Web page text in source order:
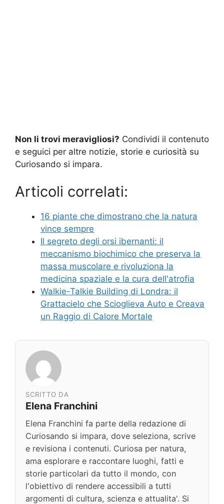
Non li trovi meravigliosi? Condividi il contenuto
e seguici per altre notizie, storie e curiosità su
Curiosando si impara.
Articoli correlati:
16 piante che dimostrano che la natura
vince sempre
Il segreto degli orsi ibernanti: il
meccanismo biochimico che preserva la
massa muscolare e rivoluziona la
medicina spaziale e la cura dell'atrofia
Walkie-Talkie Building di Londra: il
Grattacielo che Scioglieva Auto e Creava
un Raggio di Calore Mortale
SCRITTO DA
Elena Franchini
Elena Franchini fa parte della redazione di
Curiosando si impara, dove seleziona, scrive
e revisiona i contenuti. Curiosa per natura,
ama esplorare e raccontare luoghi, fatti e
storie particolari da tutto il mondo, con
l'obiettivo di rendere accessibili a tutti
argomenti di cultura, scienza e attualita'. Si